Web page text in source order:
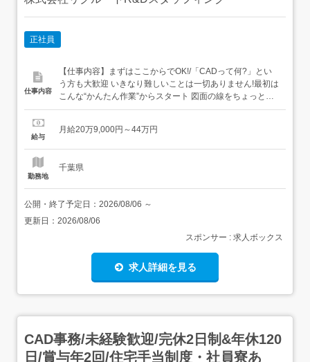
正社員
仕事内容
【仕事内容】まずはここからでOK!/「CADって何?」とい
う方も大歓迎 いきなり難しいことは一切ありません!最初は
こんな“かんたん作業”からスタート 図面の線をちょっと動
かすだけ 決まったフォーマットに数字を入力→いわば“パ
まずはメールの送り方やあいさつといった基本的なビジネ
給与
月給20万9,000円～44万円
勤務地
千葉県
公開・終了予定日： 2026/08/06 ～
更新日： 2026/08/06
スポンサー : 求人ボックス
求人詳細を見る
CAD事務/未経験歓迎/完休2日制&年休120
日/賞与年2回/住宅手当制度・社員寮あ